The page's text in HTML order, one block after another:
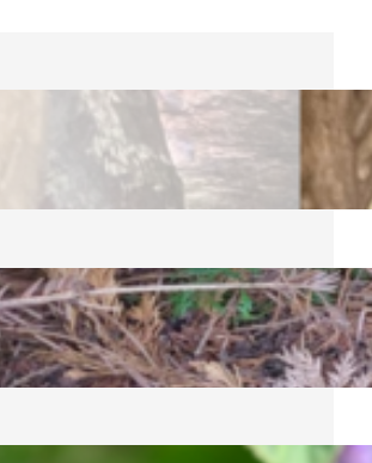
Eichhörnchen – Allgemeines
12. Dezember 2024
Igel – Schlafmöglichkeiten im
Garten
19. November 2024